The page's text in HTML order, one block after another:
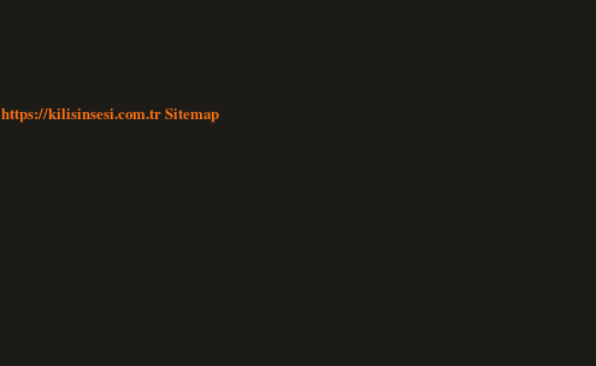
https://kilisinsesi.com.trSitemap